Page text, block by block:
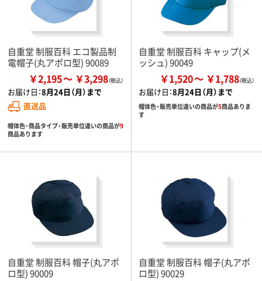
自重堂 制服百科 エコ製品制
電帽子(丸アポロ型) 90089
￥2,195 ￥3,298
お届け日：8月24日（月）まで
直送品
帽体色・商品タイプ・販売単位違いの商品が9
商品あります
自重堂 制服百科 キャップ(メ
ッシュ) 90049
￥1,520 ￥1,788
お届け日：8月24日（月）まで
帽体色・販売単位違いの商品が5商品ありま
す
自重堂 制服百科 帽子(丸アポ
ロ型) 90009
自重堂 制服百科 帽子(丸アポ
ロ型) 90029